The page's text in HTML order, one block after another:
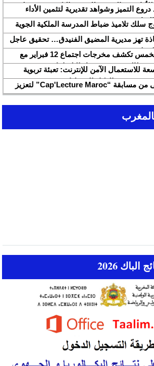
الجهوية للتربية والتكوين بجهة طنجة
المديرية الإقليمية
دروع التميز وشواهد تقديرية لتثمين الأداء
سلك تلاميذ ضباط المدرسة الملكية الجوية
تهز مديرية المضيق الفنيدق… تحقيق عاجل
النقابات التعليمية الخمس تكشف مخرجات اجتماع 12 فبراير مع
وتطالب بتسريع تنزيل الالتزامات
للاستعمال الآمن للإنترنت: تعبئة تربوية
في عصر الذكاء الاصطناعي
إطلاق النسخة الأولى من مسابقة “Cap'Lecture Maroc” لتعزيز
2026